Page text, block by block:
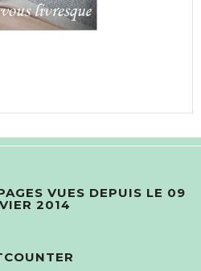
VUES DEPUIS LE 09
2014